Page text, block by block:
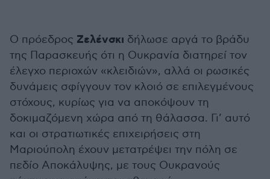
Ο πρόεδρος Ζελένσκι δήλωσε αργά το βράδυ
της Παρασκευής ότι η Ουκρανία διατηρεί τον
έλεγχο περιοχών «κλειδιών», αλλά οι ρωσικές
δυνάμεις σφίγγουν τον κλοιό σε επιλεγμένους
στόχους, κυρίως για να αποκόψουν τη
δοκιμαζόμενη χώρα από τη θάλασσα. Γι’ αυτό
και οι στρατιωτικές επιχειρήσεις στη
Μαριούπολη έχουν μετατρέψει την πόλη σε
πεδίο Αποκάλυψης, με τους Ουκρανούς